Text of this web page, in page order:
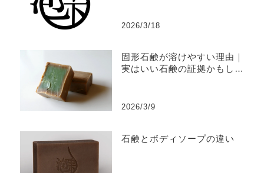
2026/3/18
固形石鹸が溶けやすい理由｜
実はいい石鹸の証拠かもしれ
2026/3/9
石鹸とボディソープの違い